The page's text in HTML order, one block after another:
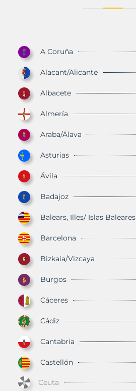
A Coruña
Alacant/Alicante
Albacete
Almería
Araba/Álava
Asturias
Ávila
Badajoz
Balears, Illes/ Islas Baleares
Barcelona
Bizkaia/Vizcaya
Burgos
Cáceres
Cádiz
Cantabria
Castellón
Ceuta